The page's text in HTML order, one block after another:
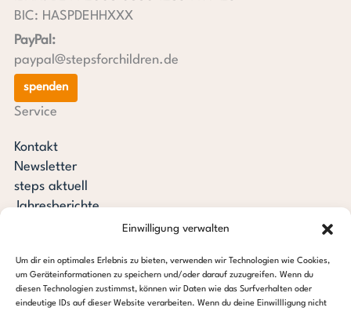
Einwilligung verwalten
Um dir ein optimales Erlebnis zu bieten, verwenden wir Technologien wie Cookies,
um Geräteinformationen zu speichern und/oder darauf zuzugreifen. Wenn du
diesen Technologien zustimmst, können wir Daten wie das Surfverhalten oder
eindeutige IDs auf dieser Website verarbeiten. Wenn du deine Einwillligung nicht
BIC: HASPDEHHXXX
PayPal:
paypal@stepsforchildren.de
spenden
Service
Kontakt
Newsletter
steps aktuell
Jahresberichte
Pressespiegel
Stiftung steps for children